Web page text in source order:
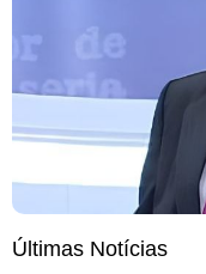
Últimas Notícias